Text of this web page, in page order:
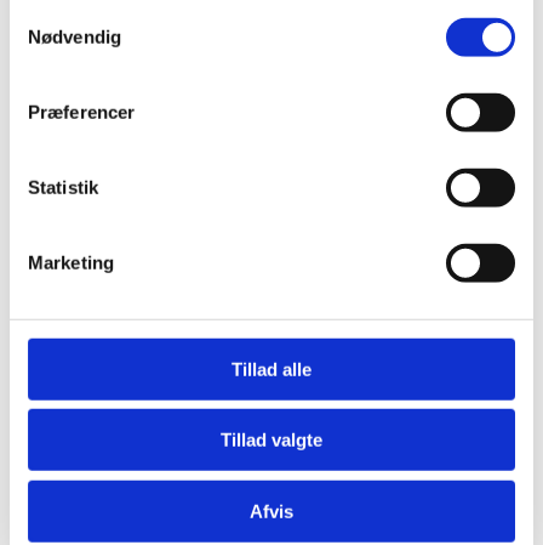
Nødvendig
Præferencer
Statistik
Marketing
Tillad alle
Tillad valgte
Afvis
Sy-mønstre og skabeloner
Symønstre baby
Symønstre barn
Symønstre voksen
Symønstre nederdele
Symønstre bukser, shorts
Symønstre kjoler
Symønstre overtøj
The Assembly Line